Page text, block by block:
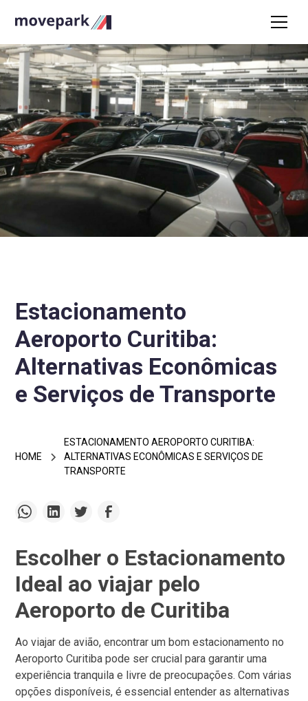
Estacionamento
Aeroporto Curitiba:
Alternativas Econômicas
e Serviços de Transporte
HOME
ESTACIONAMENTO AEROPORTO CURITIBA:
ALTERNATIVAS ECONÔMICAS E SERVIÇOS DE
TRANSPORTE
Escolher o Estacionamento
Ideal ao viajar pelo
Aeroporto de Curitiba
Ao viajar de avião, encontrar um bom estacionamento no
Aeroporto Curitiba pode ser crucial para garantir uma
experiência tranquila e livre de preocupações. Com várias
opções disponíveis, é essencial entender as alternativas